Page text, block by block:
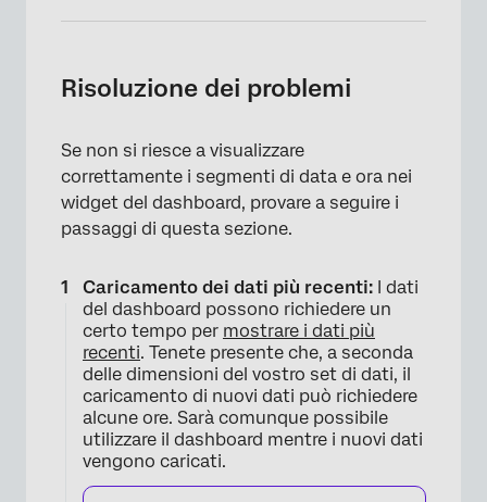
×
Risoluzione dei problemi
Se non si riesce a visualizzare
correttamente i segmenti di data e ora nei
widget del dashboard, provare a seguire i
passaggi di questa sezione.
Caricamento dei dati più recenti: I dati
del dashboard possono richiedere un
certo tempo per mostrare i dati più
recenti. Tenete presente che, a seconda
delle dimensioni del vostro set di dati, il
caricamento di nuovi dati può richiedere
alcune ore. Sarà comunque possibile
utilizzare il dashboard mentre i nuovi dati
vengono caricati.